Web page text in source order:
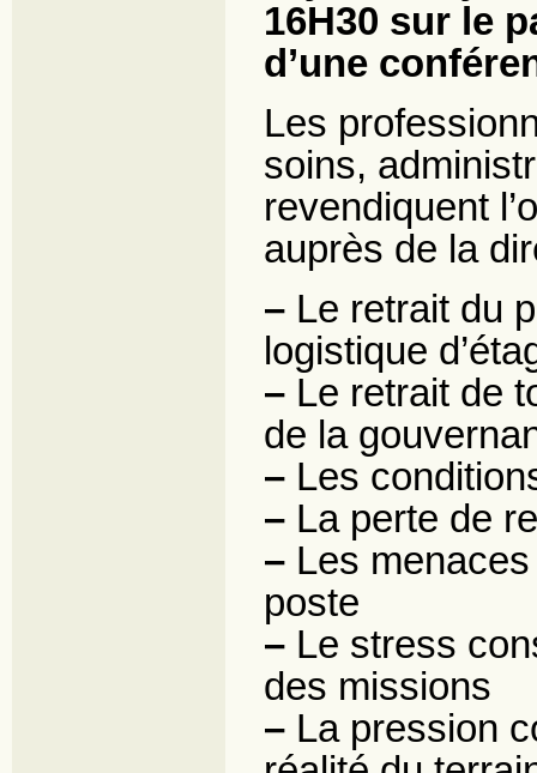
16H30 sur le
d’une
Les
soins,
revendiquent
auprès de la
– Le retrait du
logistique
– Le retrait de
de la
– Les
– La perte de
– Les
poste
– Le stress
des missions
– La pression